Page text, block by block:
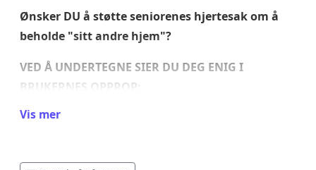
Ønsker DU å støtte seniorenes hjertesak om å
beholde "sitt andre hjem"?
VED Å UNDERTEGNE SIER DU DEG ENIG I
BRUKERNES OPPROP:
I budsjettet for 2023 foreslår bydelsdirektøren i
samme som å foreslå at senteret blir lagt ned.
Vis mer